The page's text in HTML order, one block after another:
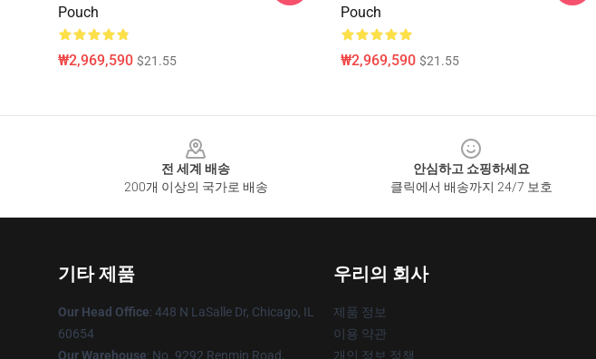
Pouch
₩2,969,590 $21.55
Pouch
₩2,969,590 $21.55
전 세계 배송
200개 이상의 국가로 배송
안심하고 쇼핑하세요
클릭에서 배송까지 24/7 보호
기타 제품
Our Head Office: 448 N LaSalle Dr, Chicago, IL
60654
Our Warehouse: No. 9292 Renmin Road,
우리의 회사
제품 정보
이용 약관
개인 정보 정책